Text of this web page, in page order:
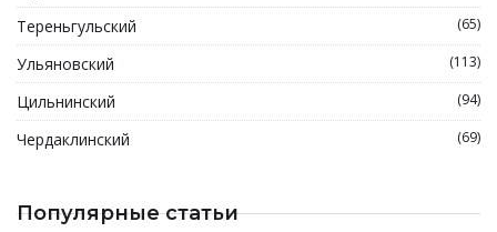
Тереньгульский (65)
Ульяновский (113)
Цильнинский (94)
Чердаклинский (69)
Популярные статьи